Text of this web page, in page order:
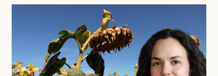
Jonas Lundström
Publicerad24 July, 2026
#23/2026
Jesper Lundby: ”Livet i sig
är ganska politiskt”